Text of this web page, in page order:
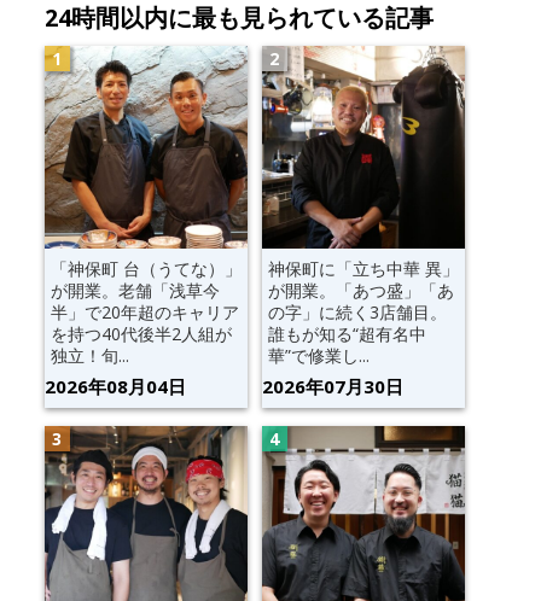
24時間以内に最も見られている記事
「神保町 台（うてな）」
が開業。老舗「浅草今
半」で20年超のキャリア
を持つ40代後半2人組が
独立！旬...
2026年08月04日
神保町に「立ち中華 異」
が開業。「あつ盛」「あ
の字」に続く3店舗目。
誰もが知る“超有名中
華”で修業し...
2026年07月30日